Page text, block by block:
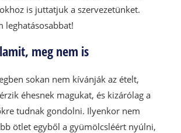
is juttatjuk a szervezetünket.
leghatásosabbat!
meg nem is
sokan nem kívánják az ételt,
éhesnek magukat, és kizárólag a
tudnak gondolni. Ilyenkor nem
ötlet egyből a gyümölcsléért nyúlni,